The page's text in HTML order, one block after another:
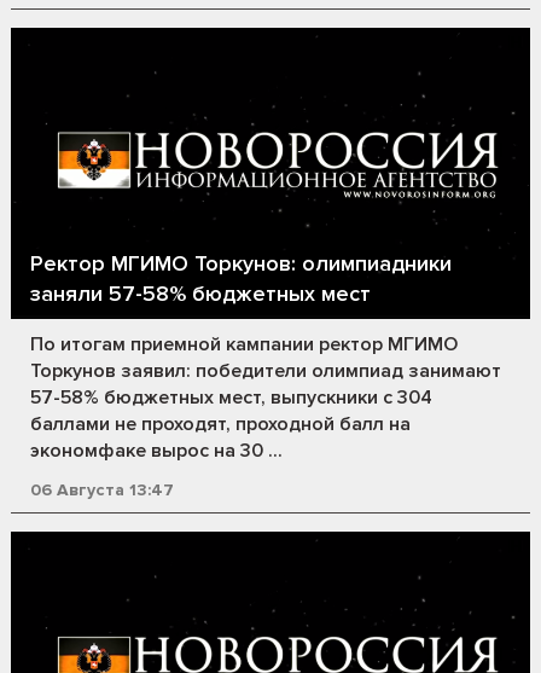
Ректор МГИМО Торкунов: олимпиадники
заняли 57-58% бюджетных мест
По итогам приемной кампании ректор МГИМО
Торкунов заявил: победители олимпиад занимают
57-58% бюджетных мест, выпускники с 304
баллами не проходят, проходной балл на
экономфаке вырос на 30 ...
06 Августа 13:47